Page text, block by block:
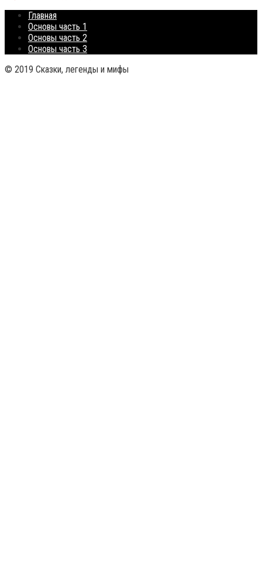
Главная
Основы часть 1
Основы часть 2
Основы часть 3
© 2019 Сказки, легенды и мифы